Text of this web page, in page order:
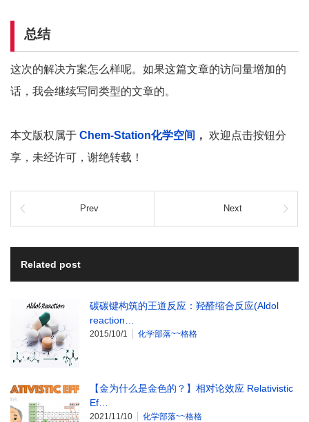
总结
这次的解决方案怎么样呢。如果这篇文章的访问量增加的
话，我会继续写同类型的文章的。
本文版权属于 Chem-Station化学空间 ， 欢迎点击按钮分
享，未经许可，谢绝转载！
Prev Next
Related post
碳碳键构筑的王道反应：羟醛缩合反应(Aldol
reaction…
2015/10/1 化学部落~~格格
【金为什么是金色的？】相对论效应 Relativistic
Ef…
2021/11/10 化学部落~~格格